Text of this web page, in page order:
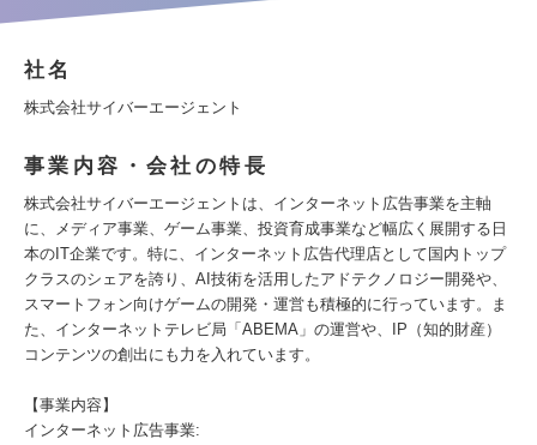
社名
株式会社サイバーエージェント
事業内容・会社の特長
株式会社サイバーエージェントは、インターネット広告事業を主軸
に、メディア事業、ゲーム事業、投資育成事業など幅広く展開する日
本のIT企業です。特に、インターネット広告代理店として国内トップ
クラスのシェアを誇り、AI技術を活用したアドテクノロジー開発や、
スマートフォン向けゲームの開発・運営も積極的に行っています。ま
た、インターネットテレビ局「ABEMA」の運営や、IP（知的財産）
コンテンツの創出にも力を入れています。
【事業内容】
インターネット広告事業: